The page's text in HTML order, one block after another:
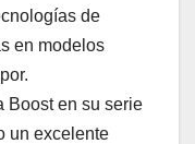
de
en modelos
Boost en su serie
un excelente